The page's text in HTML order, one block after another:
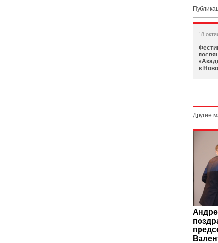
18
в
Другие